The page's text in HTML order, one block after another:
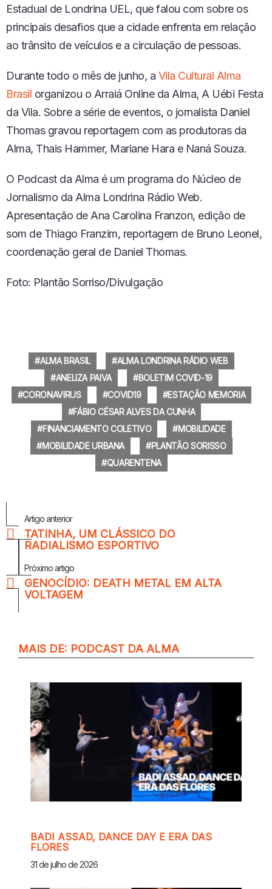
Estadual de Londrina UEL, que falou com sobre os
principais desafios que a cidade enfrenta em relação
ao trânsito de veículos e a circulação de pessoas.
Durante todo o mês de junho, a Vila Cultural Alma
Brasil organizou o Arraiá Online da Alma, A Uébi Festa
da Vila. Sobre a série de eventos, o jornalista Daniel
Thomas gravou reportagem com as produtoras da
Alma, Thais Hammer, Mariane Hara e Naná Souza.
O Podcast da Alma é um programa do Núcleo de
Jornalismo da Alma Londrina Rádio Web.
Apresentação de Ana Carolina Franzon, edição de
som de Thiago Franzim, reportagem de Bruno Leonel,
coordenação geral de Daniel Thomas.
Foto: Plantão Sorriso/Divulgação
ALMA BRASIL
ALMA LONDRINA RÁDIO WEB
ANELIZA PAIVA
BOLETIM COVID-19
CORONAVIRUS
COVID19
ESTAÇÃO MEMORIA
FÁBIO CÉSAR ALVES DA CUNHA
FINANCIAMENTO COLETIVO
MOBILIDADE
MOBILIDADE URBANA
PLANTÃO SORISSO
QUARENTENA
MaisArtigo anterior
TATINHA, UM CLÁSSICO DO
RADIALISMO ESPORTIVO
Próximo artigo
GENOCÍDIO: DEATH METAL EM ALTA
VOLTAGEM
MAIS DE: PODCAST DA ALMA
BADI ASSAD, DANCE DAY E ERA DAS
FLORES
31 de julho de 2026